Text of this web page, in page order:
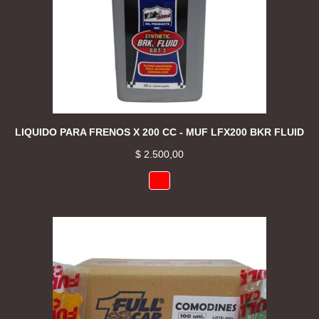
LIQUIDO PARA FRENOS X 200 CC - MUF LFX200 BKR FLUID
$ 2.500,00